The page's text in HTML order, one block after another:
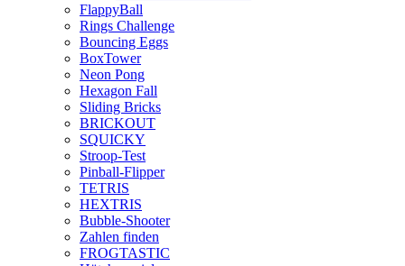
FlappyBall
Rings Challenge
Bouncing Eggs
BoxTower
Neon Pong
Hexagon Fall
Sliding Bricks
BRICKOUT
SQUICKY
Stroop-Test
Pinball-Flipper
TETRIS
HEXTRIS
Bubble-Shooter
Zahlen finden
FROGTASTIC